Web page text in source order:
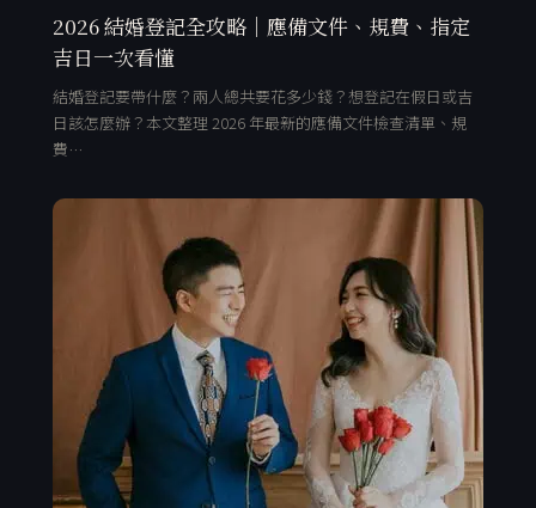
2026 結婚登記全攻略｜應備文件、規費、指定
吉日一次看懂
結婚登記要帶什麼？兩人總共要花多少錢？想登記在假日或吉
日該怎麼辦？本文整理 2026 年最新的應備文件檢查清單、規
費…